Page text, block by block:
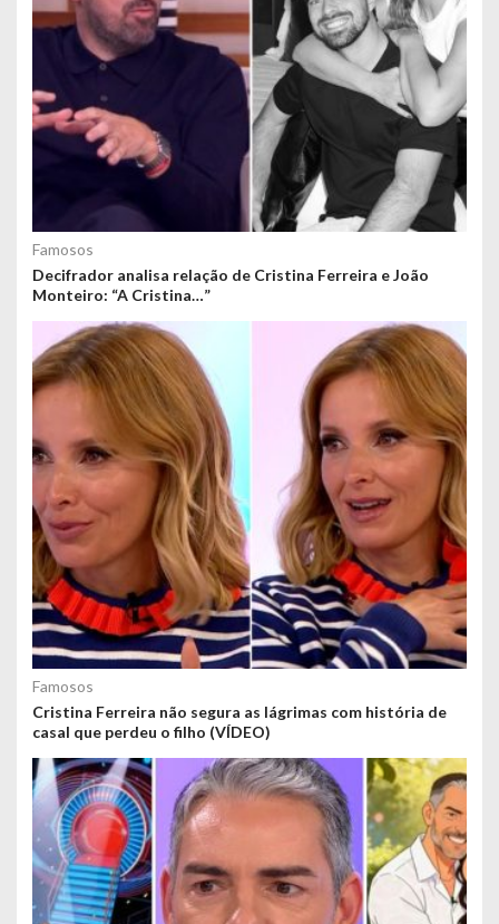
Famosos
Decifrador analisa relação de Cristina Ferreira e João
Monteiro: “A Cristina…”
Famosos
Cristina Ferreira não segura as lágrimas com história de
casal que perdeu o filho (VÍDEO)